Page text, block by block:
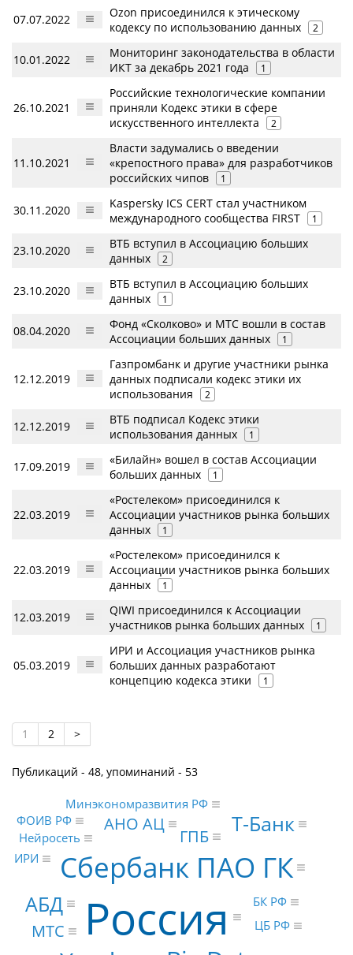
07.07.2022
Ozon присоединился к этическому
кодексу по использованию данных
2
10.01.2022
Мониторинг законодательства в области
ИКТ за декабрь 2021 года
1
26.10.2021
Российские технологические компании
приняли Кодекс этики в сфере
искусственного интеллекта
2
11.10.2021
Власти задумались о введении
«крепостного права» для разработчиков
российских чипов
1
30.11.2020
Kaspersky ICS CERT стал участником
международного сообщества FIRST
1
23.10.2020
ВТБ вступил в Ассоциацию больших
данных
2
23.10.2020
ВТБ вступил в Ассоциацию больших
данных
1
08.04.2020
Фонд «Сколково» и МТС вошли в состав
Ассоциации больших данных
1
12.12.2019
Газпромбанк и другие участники рынка
данных подписали кодекс этики их
использования
2
12.12.2019
ВТБ подписал Кодекс этики
использования данных
1
17.09.2019
«Билайн» вошел в состав Ассоциации
больших данных
1
22.03.2019
«Ростелеком» присоединился к
Ассоциации участников рынка больших
данных
1
22.03.2019
«Ростелеком» присоединился к
Ассоциации участников рынка больших
данных
1
12.03.2019
QIWI присоединился к Ассоциации
участников рынка больших данных
1
05.03.2019
ИРИ и Ассоциация участников рынка
больших данных разработают
концепцию кодекса этики
1
1 2 >
Публикаций - 48, упоминаний - 53
Россия
Сбербанк ПАО ГК
АБД
Т-Банк
ГПБ
МТС
АНО АЦ
Нейросеть
Минэкономразвития РФ
ФОИВ РФ
ЦБ РФ
БК РФ
ИРИ